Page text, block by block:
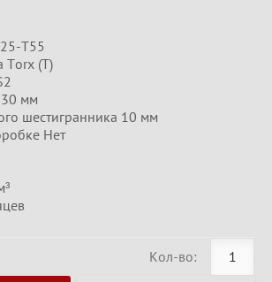
T55
Torx (T)
мм
шестигранника 10 мм
Нет
Кол-во: